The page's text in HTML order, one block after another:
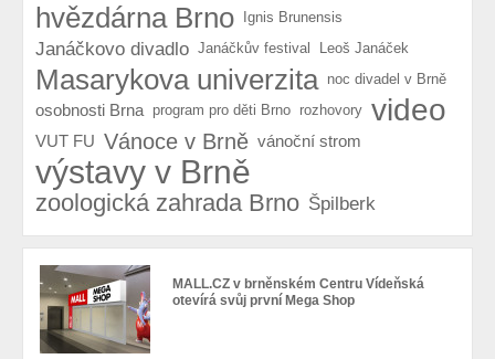
hvězdárna Brno Ignis Brunensis
Janáčkovo divadlo Janáčkův festival Leoš Janáček
Masarykova univerzita noc divadel v Brně
osobnosti Brna program pro děti Brno rozhovory video
VUT FU Vánoce v Brně vánoční strom
výstavy v Brně
zoologická zahrada Brno Špilberk
MALL.CZ v brněnském Centru Vídeňská
otevírá svůj první Mega Shop